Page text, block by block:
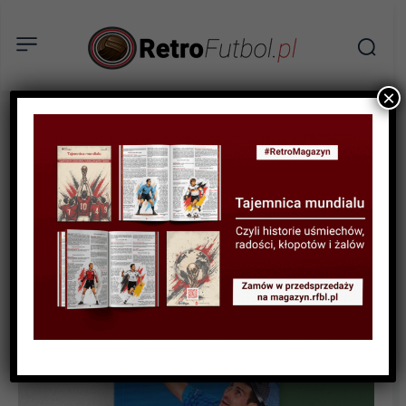
KSIĄŻKI RECENZJA
„Novak Djoković. Tenisista
wszech czasów” – recenzja
×